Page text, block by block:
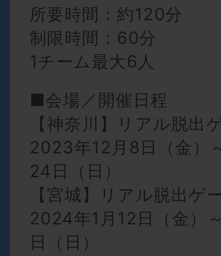
所要時間：約120分
制限時間：60分
1チーム最大6人
■会場／開催日程
【神奈川】リアル脱出
2023年12月8日（金）
24日（日）
【宮城】リアル脱出ゲ
2024年1月12日（金）
日（日）